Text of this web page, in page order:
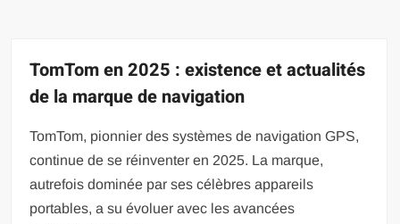
TomTom en 2025 : existence et actualités
de la marque de navigation
TomTom, pionnier des systèmes de navigation GPS,
continue de se réinventer en 2025. La marque,
autrefois dominée par ses célèbres appareils
portables, a su évoluer avec les avancées